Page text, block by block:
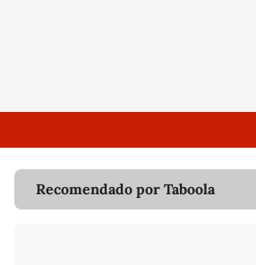
Recomendado por Taboola